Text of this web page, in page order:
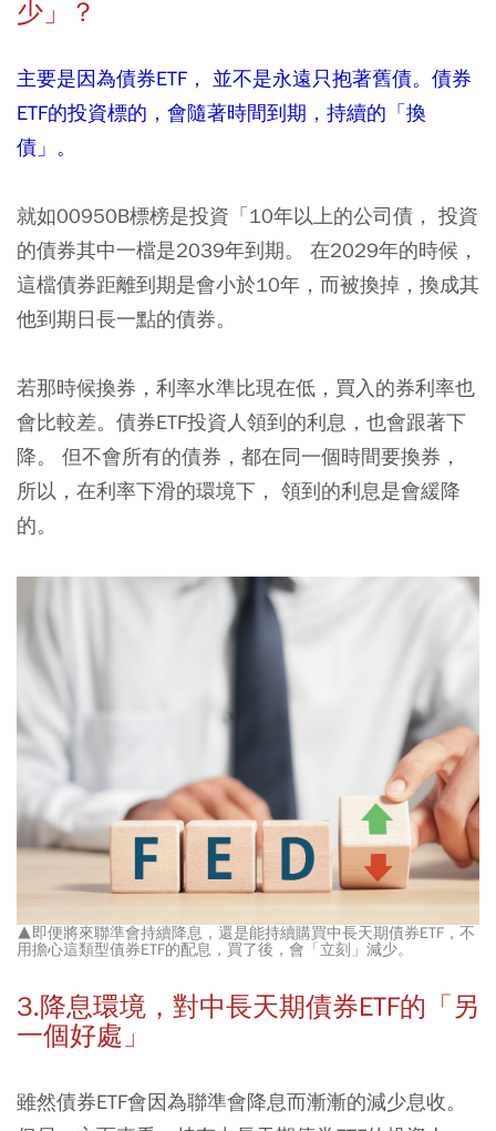
少」？
主要是因為債券ETF， 並不是永遠只抱著舊債。債券
ETF的投資標的，會隨著時間到期，持續的「換
債」。
就如00950B標榜是投資「10年以上的公司債， 投資
的債券其中一檔是2039年到期。 在2029年的時候，
這檔債券距離到期是會小於10年，而被換掉，換成其
他到期日長一點的債券。
若那時候換券，利率水準比現在低，買入的券利率也
會比較差。債券ETF投資人領到的利息，也會跟著下
降。 但不會所有的債券，都在同一個時間要換券，
所以，在利率下滑的環境下， 領到的利息是會緩降
的。
▲即便將來聯準會持續降息，還是能持續購買中長天期債券ETF，不
用擔心這類型債券ETF的配息，買了後，會「立刻」減少。
3.降息環境，對中長天期債券ETF的「另
一個好處」
雖然債券ETF會因為聯準會降息而漸漸的減少息收。